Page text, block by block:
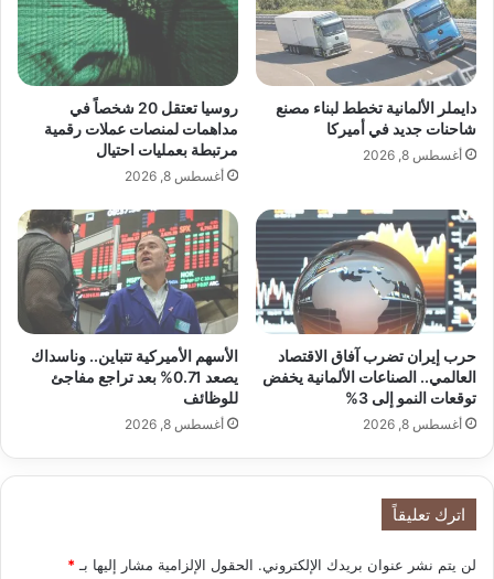
akhabarpalestine.com — أداني الهندية تسعى للاستحواذ
على أصول من مجموعة عقارية متعثرة
أداني أصول الهندية تسعى
للاستحواذ
ل
ث
ا
ل
ث
ح
ت
ع
ل
ي
ق
إ
ا
ح
ن
ظ
ا
م
ا
ل
ت
ق
ع
د
ج
دايملر الألمانية تخطط لبناء مصنع
شاحنات جديد في أميركا
أغسطس 8, 2026
روسيا تعتقل 20 شخصاً في
مداهمات لمنصات عملات رقمية
مرتبطة بعمليات احتيال
أغسطس 8, 2026
حرب إيران تضرب آفاق الاقتصاد
العالمي.. الصناعات الألمانية يخفض
توقعات النمو إلى 3%
أغسطس 8, 2026
الأسهم الأميركية تتباين.. وناسداك
يصعد 0.71% بعد تراجع مفاجئ
للوظائف
أغسطس 8, 2026
اترك تعليقاً
لن يتم نشر عنوان بريدك الإلكتروني. الحقول الإلزامية مشار إليها بـ *